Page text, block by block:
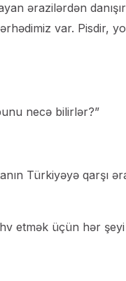
ərazilərdən
var. Pisdir,
necə bilirlər?”
Türkiyəyə qarşı
etmək üçün hər şeyi